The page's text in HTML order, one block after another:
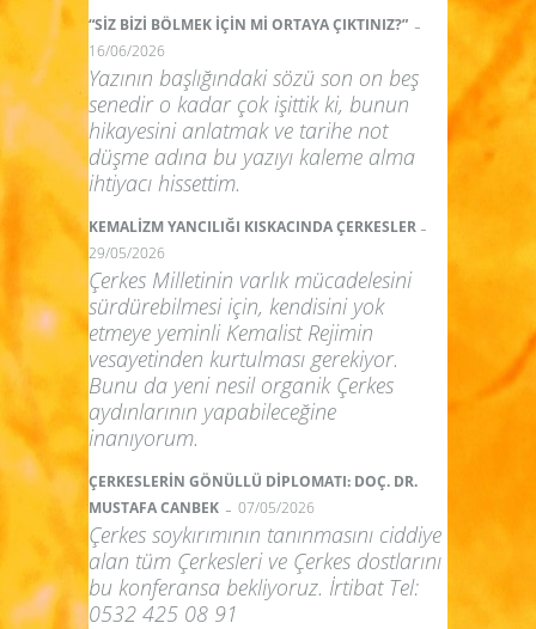
“SİZ BİZİ BÖLMEK İÇİN Mİ ORTAYA ÇIKTINIZ?” -
16/06/2026
Yazının başlığındaki sözü son on beş
senedir o kadar çok işittik ki, bunun
hikayesini anlatmak ve tarihe not
düşme adına bu yazıyı kaleme alma
ihtiyacı hissettim.
KEMALİZM YANCILIĞI KISKACINDA ÇERKESLER -
29/05/2026
Çerkes Milletinin varlık mücadelesini
sürdürebilmesi için, kendisini yok
etmeye yeminli Kemalist Rejimin
vesayetinden kurtulması gerekiyor.
Bunu da yeni nesil organik Çerkes
aydınlarının yapabileceğine
inanıyorum.
ÇERKESLERİN GÖNÜLLÜ DİPLOMATI: DOÇ. DR.
MUSTAFA CANBEK - 07/05/2026
Çerkes soykırımının tanınmasını ciddiye
alan tüm Çerkesleri ve Çerkes dostlarını
bu konferansa bekliyoruz. İrtibat Tel:
0532 425 08 91